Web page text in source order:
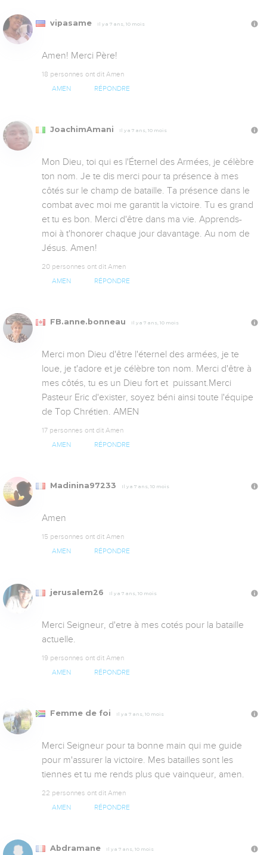
vipasame Il y a 7 ans, 10 mois
Amen! Merci Père!
18 personnes ont dit Amen
AMEN RÉPONDRE
JoachimAmani Il y a 7 ans, 10 mois
Mon Dieu, toi qui es l'Éternel des Armées, je célèbre
ton nom. Je te dis merci pour ta présence à mes
côtés sur le champ de bataille. Ta présence dans le
combat avec moi me garantit la victoire. Tu es grand
et tu es bon. Merci d'être dans ma vie. Apprends-
moi à t'honorer chaque jour davantage. Au nom de
Jésus. Amen!
20 personnes ont dit Amen
AMEN RÉPONDRE
FB.anne.bonneau Il y a 7 ans, 10 mois
Merci mon Dieu d'être l'éternel des armées, je te
loue, je t'adore et je célèbre ton nom. Merci d'être à
mes côtés, tu es un Dieu fort et  puissant.Merci
Pasteur Eric d'exister, soyez béni ainsi toute l'équipe
de Top Chrétien. AMEN
17 personnes ont dit Amen
AMEN RÉPONDRE
Madinina97233 Il y a 7 ans, 10 mois
Amen
15 personnes ont dit Amen
AMEN RÉPONDRE
jerusalem26 Il y a 7 ans, 10 mois
Merci Seigneur, d'etre à mes cotés pour la bataille
actuelle.
19 personnes ont dit Amen
AMEN RÉPONDRE
Femme de foi Il y a 7 ans, 10 mois
Merci Seigneur pour ta bonne main qui me guide
pour m'assurer la victoire. Mes batailles sont les
tiennes et tu me rends plus que vainqueur, amen.
22 personnes ont dit Amen
AMEN RÉPONDRE
Abdramane Il y a 7 ans, 10 mois